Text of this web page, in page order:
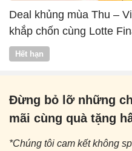
Deal khủng mùa Thu –
khắp chốn cùng Lotte
Vntrip
Hết hạn
Đừng bỏ lỡ những
mãi cùng quà tặng
*Chúng tôi cam kết không